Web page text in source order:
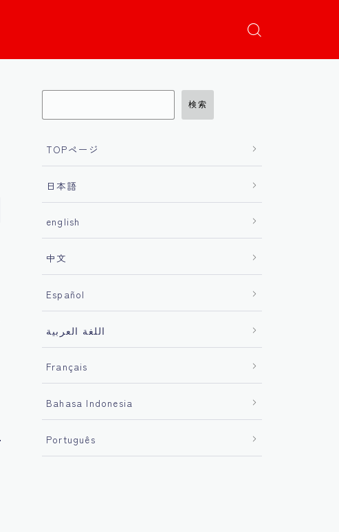
検索
TOPページ
日本語
english
中文
Español
اللغة العربية
Français
Bahasa Indonesia
Português